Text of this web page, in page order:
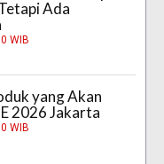
Ada
WIB
yang Akan
2026 Jakarta
WIB